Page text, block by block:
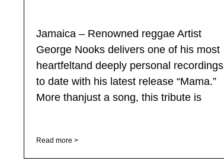
Jamaica – Renowned reggae Artist
George Nooks delivers one of his most
heartfeltand deeply personal recordings
to date with his latest release “Mama.”
More thanjust a song, this tribute is
Read more >